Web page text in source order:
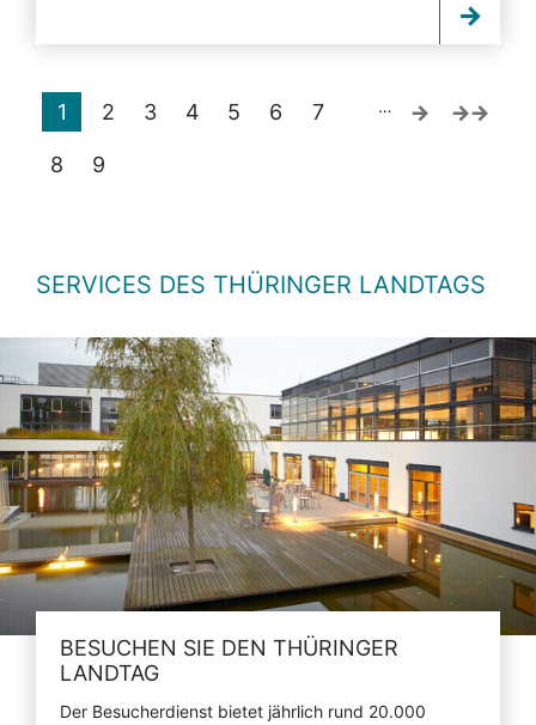
1 2 3 4 5 6 7
8 9
…
SERVICES DES THÜRINGER LANDTAGS
BESUCHEN SIE DEN THÜRINGER
LANDTAG
Der Besucherdienst bietet jährlich rund 20.000